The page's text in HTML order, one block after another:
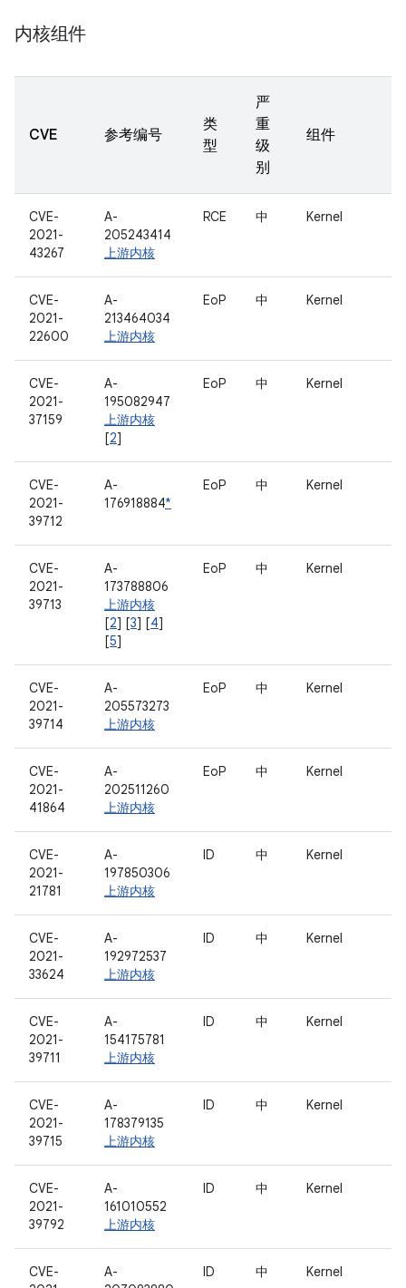
内核组件
CVE 参考编号
类
型
严
重
级
别
组件
CVE-
2021-
43267
A-
205243414
上游内核
RCE 中 Kernel
CVE-
2021-
22600
A-
213464034
上游内核
EoP 中 Kernel
CVE-
2021-
37159
A-
195082947
上游内核
[2]
EoP 中 Kernel
CVE-
2021-
39712
A-
176918884*
EoP 中 Kernel
CVE-
2021-
39713
A-
173788806
上游内核
[2] [3] [4]
[5]
EoP 中 Kernel
CVE-
2021-
39714
A-
205573273
上游内核
EoP 中 Kernel
CVE-
2021-
41864
A-
202511260
上游内核
EoP 中 Kernel
CVE-
2021-
21781
A-
197850306
上游内核
ID 中 Kernel
CVE-
2021-
33624
A-
192972537
上游内核
ID 中 Kernel
CVE-
2021-
39711
A-
154175781
上游内核
ID 中 Kernel
CVE-
2021-
39715
A-
178379135
上游内核
ID 中 Kernel
CVE-
2021-
39792
A-
161010552
上游内核
ID 中 Kernel
CVE-
A-
ID 中 Kernel